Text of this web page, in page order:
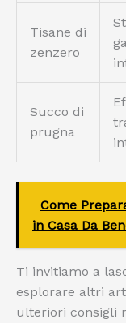
Tisane di
zenzero
Succo di
prugna
Come
in Casa Da
Ti invitiamo a
esplorare altri
ulteriori consigli